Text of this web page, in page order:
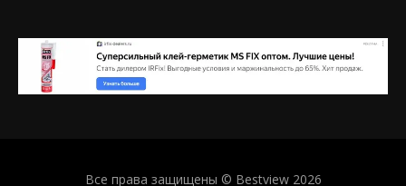
Все права защищены © Bestview 2026